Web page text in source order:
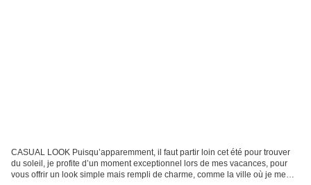
CASUAL LOOK Puisqu’apparemment, il faut partir loin cet été pour trouver
du soleil, je profite d’un moment exceptionnel lors de mes vacances, pour
vous offrir un look simple mais rempli de charme, comme la ville où je me